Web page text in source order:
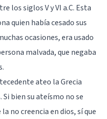
los siglos V y VI a.C. Esta
quien había cesado sus
ocasiones, era usado
malvada, que negaba
ateo la Grecia
Si bien su ateísmo no se
no creencia en dios, sí que